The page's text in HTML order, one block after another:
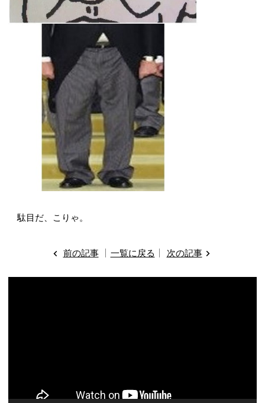
駄目だ、こりゃ。
前の記事 一覧に戻る 次の記事